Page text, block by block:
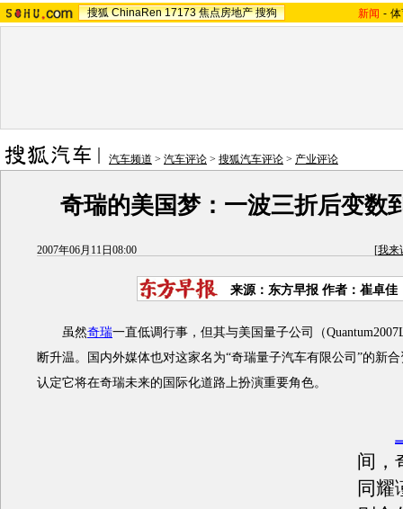
搜狐 ChinaRen 17173 焦点房地产 搜狗 新闻 -
汽车频道 > 汽车评论 > 搜狐汽车评论 > 产业评论
奇瑞的美国梦：一波三折后变数
2007年06月11日08:00 [我来
来源：东方早报 作者：崔卓佳
虽然奇瑞一直低调行事，但其与美国量子公司（
断升温。国内外媒体也对这家名为“奇瑞量子汽车有限公司”的新
认定它将在奇瑞未来的国际化道路上扮演重要角色。
间，
同耀